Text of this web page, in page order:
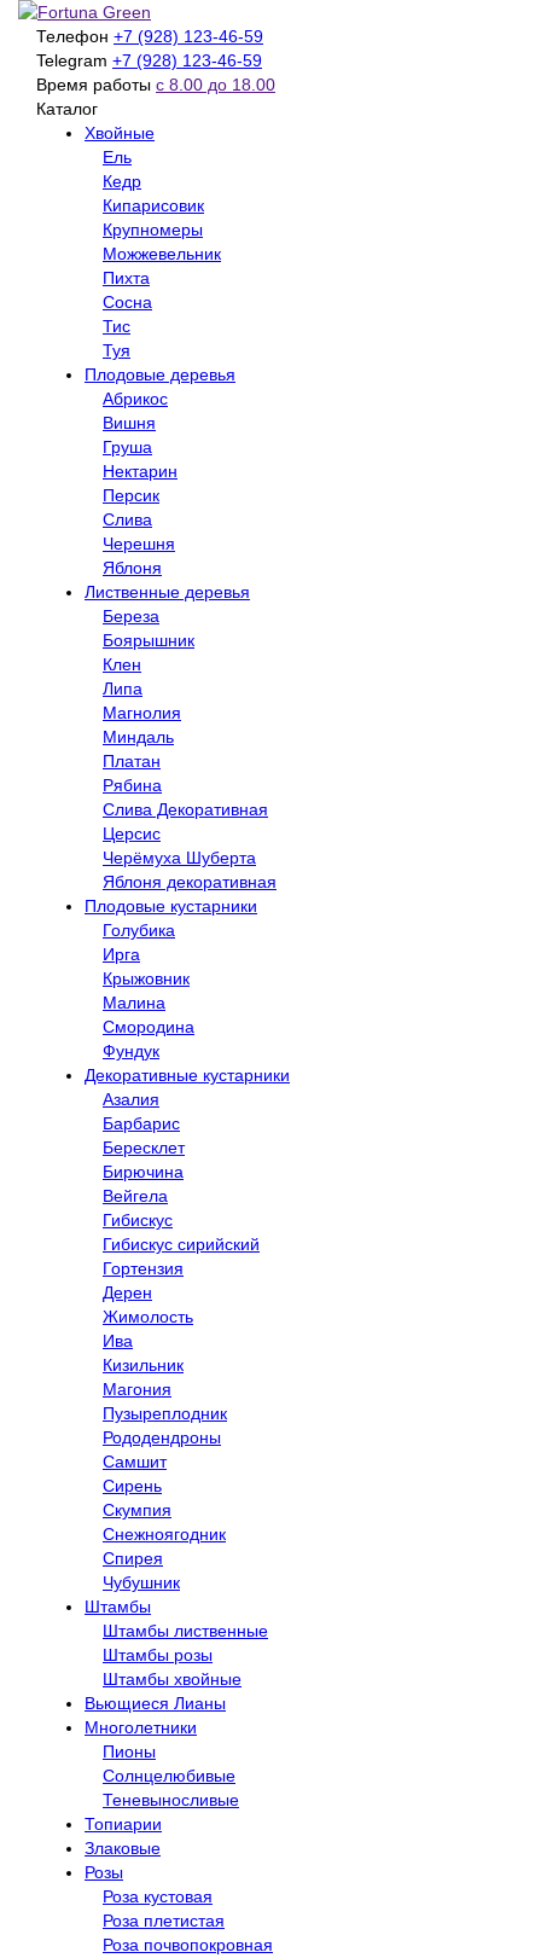
Телефон +7 (928) 123-46-59
Telegram +7 (928) 123-46-59
Время работы с 8.00 до 18.00
Каталог
Хвойные
Ель
Кедр
Кипарисовик
Крупномеры
Можжевельник
Пихта
Сосна
Тис
Туя
Плодовые деревья
Абрикос
Вишня
Груша
Нектарин
Персик
Слива
Черешня
Яблоня
Лиственные деревья
Береза
Боярышник
Клен
Липа
Магнолия
Миндаль
Платан
Рябина
Слива Декоративная
Церсис
Черёмуха Шуберта
Яблоня декоративная
Плодовые кустарники
Голубика
Ирга
Крыжовник
Малина
Смородина
Фундук
Декоративные кустарники
Азалия
Барбарис
Бересклет
Бирючина
Вейгела
Гибискус
Гибискус сирийский
Гортензия
Дерен
Жимолость
Ива
Кизильник
Магония
Пузыреплодник
Рододендроны
Самшит
Сирень
Скумпия
Снежноягодник
Спирея
Чубушник
Штамбы
Штамбы лиственные
Штамбы розы
Штамбы хвойные
Вьющиеся Лианы
Многолетники
Пионы
Солнцелюбивые
Теневыносливые
Топиарии
Злаковые
Розы
Роза кустовая
Роза плетистая
Роза почвопокровная